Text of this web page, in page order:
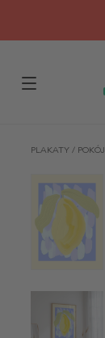
PLAKATY / POKÓJ